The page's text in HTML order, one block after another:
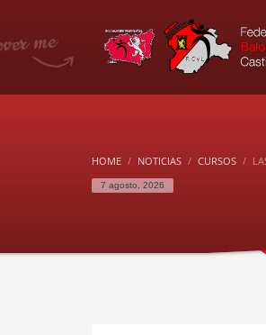
HOME NOTICIAS CURSOS
7 agosto, 2026